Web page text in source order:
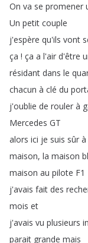
On va se promener
Un petit couple
j'espère qu'ils vont
ça ! ça a l'air d'être
résidant dans le
chacun à clé du
j'oublie de rouler à
Mercedes GT
alors ici je suis sûr à
maison, la maison
maison au pilote F1
j'avais fait des
mois et
j'avais vu plusieurs
parait grande mais